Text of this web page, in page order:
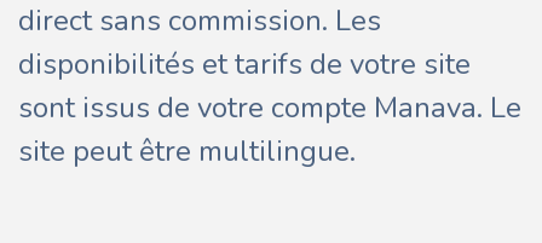
direct sans commission. Les
disponibilités et tarifs de votre site
sont issus de votre compte Manava. Le
site peut être multilingue.